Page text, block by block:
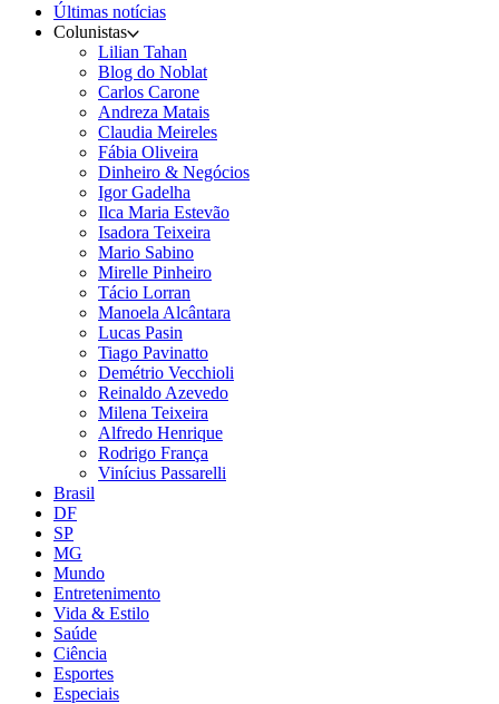
Últimas notícias
Colunistas
Lilian Tahan
Blog do Noblat
Carlos Carone
Andreza Matais
Claudia Meireles
Fábia Oliveira
Dinheiro & Negócios
Igor Gadelha
Ilca Maria Estevão
Isadora Teixeira
Mario Sabino
Mirelle Pinheiro
Tácio Lorran
Manoela Alcântara
Lucas Pasin
Tiago Pavinatto
Demétrio Vecchioli
Reinaldo Azevedo
Milena Teixeira
Alfredo Henrique
Rodrigo França
Vinícius Passarelli
Brasil
DF
SP
MG
Mundo
Entretenimento
Vida & Estilo
Saúde
Ciência
Esportes
Especiais